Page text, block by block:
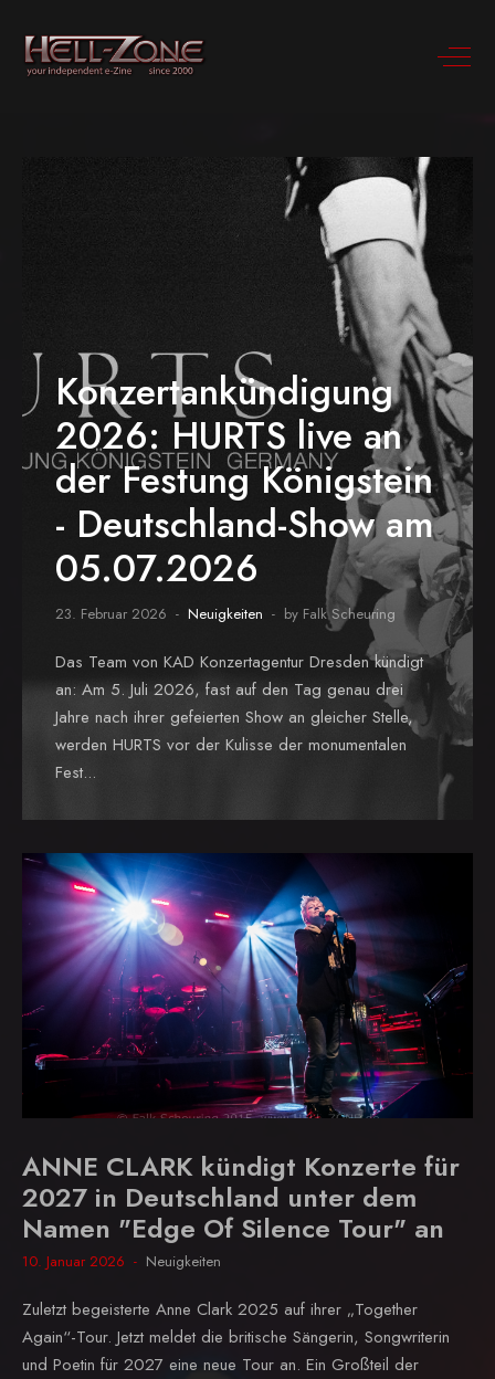
Konzertankündigung
2026: HURTS live an
der Festung Königstein
- Deutschland-Show am
05.07.2026
23. Februar 2026 Neuigkeiten by Falk Scheuring
Das Team von KAD Konzertagentur Dresden kündigt
an: Am 5. Juli 2026, fast auf den Tag genau drei
Jahre nach ihrer gefeierten Show an gleicher Stelle,
werden HURTS vor der Kulisse der monumentalen
Fest...
ANNE CLARK kündigt Konzerte für
2027 in Deutschland unter dem
Namen "Edge Of Silence Tour" an
10. Januar 2026 Neuigkeiten
Zuletzt begeisterte Anne Clark 2025 auf ihrer „Together
Again“-Tour. Jetzt meldet die britische Sängerin, Songwriterin
und Poetin für 2027 eine neue Tour an. Ein Großteil der